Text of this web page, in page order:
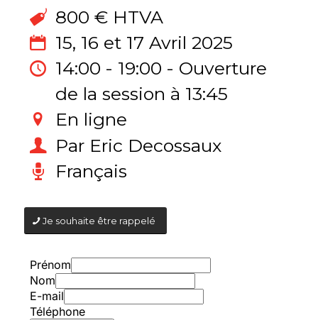
800 € HTVA
15, 16 et 17 Avril 2025
14:00 - 19:00 - Ouverture
de la session à 13:45
En ligne
Par Eric Decossaux
Français
Je souhaite être rappelé